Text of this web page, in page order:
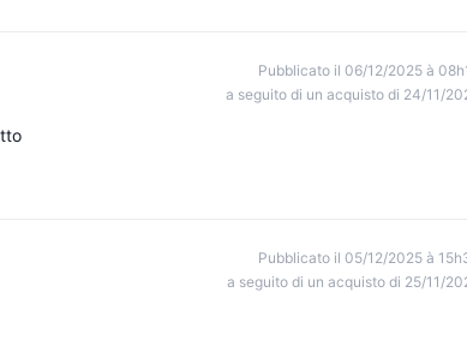
Pubblicato il 06/12/2025 à
a seguito di un acquisto di 24/11/
Pubblicato il 05/12/2025 à
a seguito di un acquisto di 25/11/